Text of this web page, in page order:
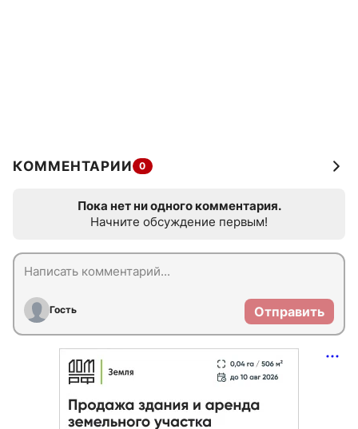
КОММЕНТАРИИ 0
Пока нет ни одного комментария.
Начните обсуждение первым!
Гость Отправить